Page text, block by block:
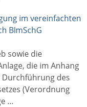
im vereinfachten
BImSchG
sowie die
die im Anhang
des
(Verordnung
…